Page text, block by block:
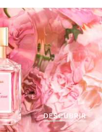
DESCUBRIR